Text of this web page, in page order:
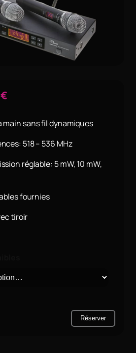
main sans fil dynamiques
518 – 536 MHz
réglable: 5 mW, 10 mW,
fournies
tiroir
Réserver